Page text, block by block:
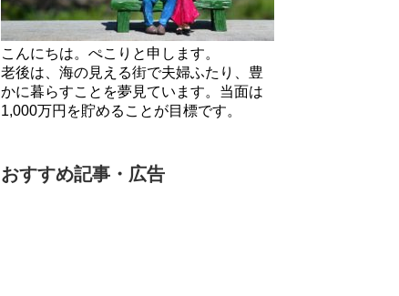
こんにちは。ぺこりと申します。
老後は、海の見える街で夫婦ふたり、豊
かに暮らすことを夢見ています。当面は
1,000万円を貯めることが目標です。
おすすめ記事・広告